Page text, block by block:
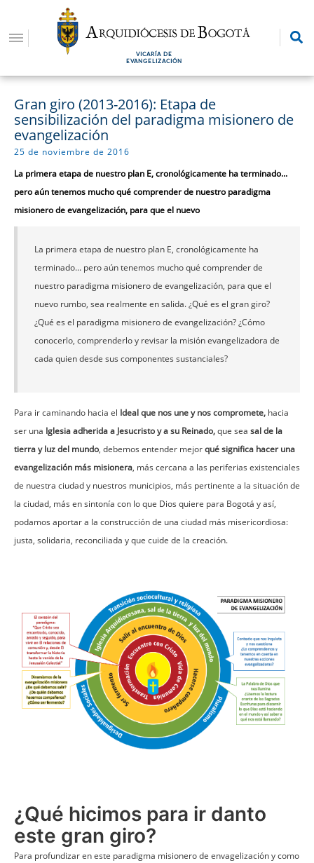
contenido
VICARÍA DE
EVANGELIZACIÓN
Gran giro (2013-2016): Etapa de
sensibilización del paradigma misionero de
evangelización
25 de noviembre de 2016
La primera etapa de nuestro plan E, cronológicamente ha terminado...
pero aún tenemos mucho qué comprender de nuestro paradigma
misionero de evangelización, para que el nuevo
La primera etapa de nuestro plan E, cronológicamente ha
terminado... pero aún tenemos mucho qué comprender de
nuestro paradigma misionero de evangelización, para que el
nuevo rumbo, sea realmente en salida. ¿Qué es el gran giro?
¿Qué es el paradigma misionero de evangelización? ¿Cómo
conocerlo, comprenderlo y revisar la misión evangelizadora de
cada quien desde sus componentes sustanciales?
Para ir caminando hacia el Ideal que nos une y nos compromete, hacia
ser una Iglesia adherida a Jesucristo y a su Reinado,que sea sal de la
tierra y luz del mundo, debemos entender mejorqué significa hacer una
evangelización más misionera, más cercana a las periferias existenciales
de nuestra ciudad y nuestros municipios, más pertinente a la situación de
la ciudad, más en sintonía con lo que Dios quiere para Bogotá y así,
podamos aportar a la construcción de una ciudad más misericordiosa:
justa, solidaria, reconciliada y que cuide de la creación.
¿Qué hicimos para ir danto
este gran giro?
Para profundizar en este paradigma misionero de envagelización y como